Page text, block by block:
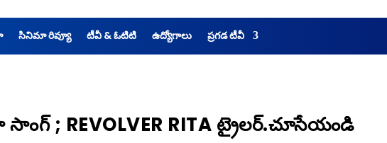
సినిమా రివ్యూ టీవీ & ఓటిటి ఉద్యోగాలు ప్రగడ టీవీ
; REVOLVER RITA ట్రైలర్.చూసేయండి